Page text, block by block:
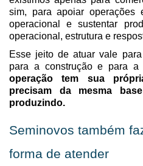
sim, para apoiar operações
operacional e sustentar
operacional, estrutura e
Esse jeito de atuar vale
para a construção e para a
operação tem sua
precisam da mesma
produzindo.
Seminovos também
forma de atender